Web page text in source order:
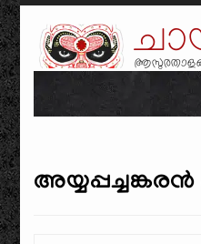
Skip to content